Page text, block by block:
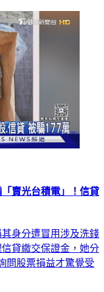
賣光台積電」！信貸
身分遭冒用涉及洗錢
貸繳交保證金，她分
問股票損益才驚覺受